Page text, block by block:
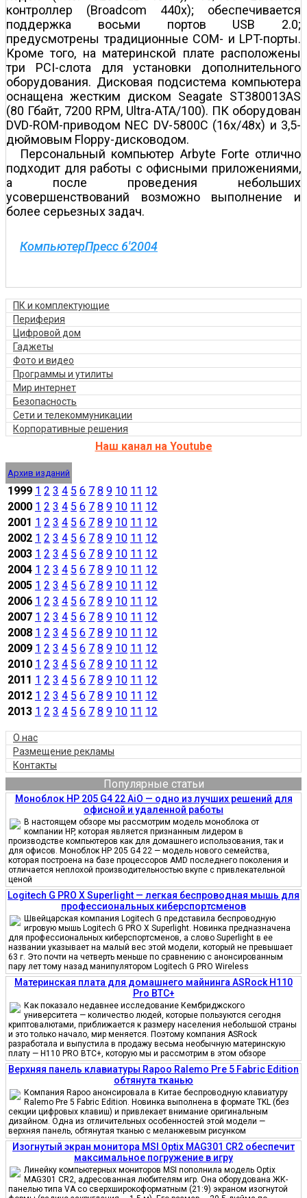
контроллер (Broadcom 440x); обеспечивается
поддержка восьми портов USB 2.0;
предусмотрены традиционные COM- и LPT-порты.
Кроме того, на материнской плате расположены
три PCI-слота для установки дополнительного
оборудования. Дисковая подсистема компьютера
оснащена жестким диском Seagate ST380013AS
(80 Гбайт, 7200 RPM, Ultra-ATA/100). ПК оборудован
DVD-ROM-приводом NEC DV-5800C (16x/48x) и 3,5-
дюймовым Floppy-дисководом.
Персональный компьютер Arbyte Forte отлично
подходит для работы с офисными приложениями,
а после проведения небольших
усовершенствований возможно выполнение и
более серьезных задач.
КомпьютерПресс 6'2004
ПК и комплектующие
Периферия
Цифровой дом
Гаджеты
Фото и видео
Программы и утилиты
Мир интернет
Безопасность
Сети и телекоммуникации
Корпоративные решения
Наш канал на Youtube
Архив изданий
1999 1 2 3 4 5 6 7 8 9 10 11 12
2000 1 2 3 4 5 6 7 8 9 10 11 12
2001 1 2 3 4 5 6 7 8 9 10 11 12
2002 1 2 3 4 5 6 7 8 9 10 11 12
2003 1 2 3 4 5 6 7 8 9 10 11 12
2004 1 2 3 4 5 6 7 8 9 10 11 12
2005 1 2 3 4 5 6 7 8 9 10 11 12
2006 1 2 3 4 5 6 7 8 9 10 11 12
2007 1 2 3 4 5 6 7 8 9 10 11 12
2008 1 2 3 4 5 6 7 8 9 10 11 12
2009 1 2 3 4 5 6 7 8 9 10 11 12
2010 1 2 3 4 5 6 7 8 9 10 11 12
2011 1 2 3 4 5 6 7 8 9 10 11 12
2012 1 2 3 4 5 6 7 8 9 10 11 12
2013 1 2 3 4 5 6 7 8 9 10 11 12
О нас
Размещение рекламы
Контакты
Популярные статьи
Моноблок HP 205 G4 22 AiO — одно из лучших решений для
офисной и удаленной работы
В настоящем обзоре мы рассмотрим модель моноблока от
компании HP, которая является признанным лидером в
производстве компьютеров как для домашнего использования, так и
для офисов. Моноблок HP 205 G4 22 — модель нового семейства,
которая построена на базе процессоров AMD последнего поколения и
отличается неплохой производительностью вкупе с привлекательной
ценой
Logitech G PRO X Superlight — легкая беспроводная мышь для
профессиональных киберспортсменов
Швейцарская компания Logitech G представила беспроводную
игровую мышь Logitech G PRO X Superlight. Новинка предназначена
для профессиональных киберспортсменов, а слово Superlight в ее
названии указывает на малый вес этой модели, который не превышает
63 г. Это почти на четверть меньше по сравнению с анонсированным
пару лет тому назад манипулятором Logitech G PRO Wireless
Материнская плата для домашнего майнинга ASRock H110
Pro BTC+
Как показало недавнее исследование Кембриджского
университета — количество людей, которые пользуются сегодня
криптовалютами, приближается к размеру населения небольшой страны
и это только начало, мир меняется. Поэтому компания ASRock
разработала и выпустила в продажу весьма необычную материнскую
плату — H110 PRO BTC+, которую мы и рассмотрим в этом обзоре
Верхняя панель клавиатуры Rapoo Ralemo Pre 5 Fabric Edition
обтянута тканью
Компания Rapoo анонсировала в Китае беспроводную клавиатуру
Ralemo Pre 5 Fabric Edition. Новинка выполнена в формате TKL (без
секции цифровых клавиш) и привлекает внимание оригинальным
дизайном. Одна из отличительных особенностей этой модели —
верхняя панель, обтянутая тканью с меланжевым рисунком
Изогнутый экран монитора MSI Optix MAG301 CR2 обеспечит
максимальное погружение в игру
Линейку компьютерных мониторов MSI пополнила модель Optix
MAG301 CR2, адресованная любителям игр. Она оборудована ЖК-
панелью типа VA со сверхширокоформатным (21:9) экраном изогнутой